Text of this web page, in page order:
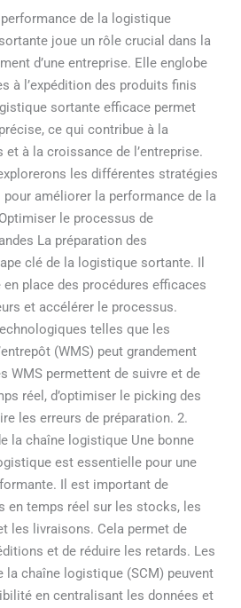
de la logistique
joue un rôle crucial dans la
d’une entreprise. Elle englobe
à l’expédition des produits finis
sortante efficace permet
ce qui contribue à la
à la croissance de l’entreprise.
les différentes stratégies
améliorer la performance de la
le processus de
La préparation des
clé de la logistique sortante. Il
place des procédures efficaces
et accélérer le processus.
telles que les
(WMS) peut grandement
WMS permettent de suivre et de
réel, d’optimiser le picking des
les erreurs de préparation. 2.
la chaîne logistique Une bonne
est essentielle pour une
Il est important de
en temps réel sur les stocks, les
les livraisons. Cela permet de
et de réduire les retards. Les
la chaîne logistique (SCM) peuvent
en centralisant les données et